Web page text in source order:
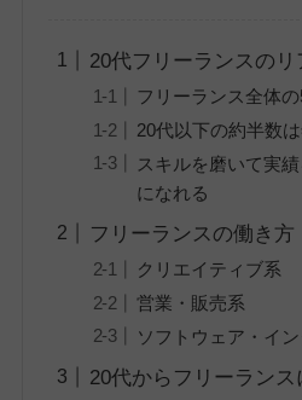
20代フリーランスのリ
フリーランス全体
20代以下の約半数
スキルを磨いて実
になれる
フリーランスの働き方
クリエイティブ系
営業・販売系
ソフトウェア・イ
20代からフリーランス